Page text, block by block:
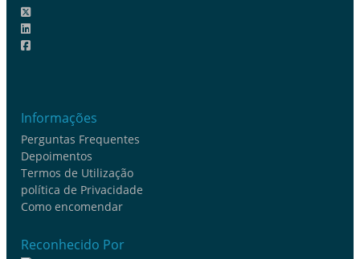
Informações
Perguntas Frequentes
Depoimentos
Termos de Utilização
política de Privacidade
Como encomendar
Reconhecido Por